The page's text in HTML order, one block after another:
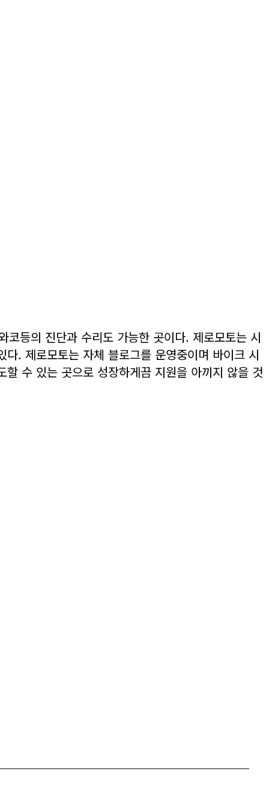
등의 진단과 수리도 가능한 곳이다. 제로모토는 시
. 제로모토는 자체 블로그를 운영중이며 바이크 시
수 있는 곳으로 성장하게끔 지원을 아끼지 않을 것